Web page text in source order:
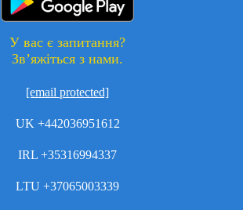
У вас є запитання?
Зв’яжіться з нами.
[email protected]
UK +442036951612
IRL +35316994337
LTU +37065003339